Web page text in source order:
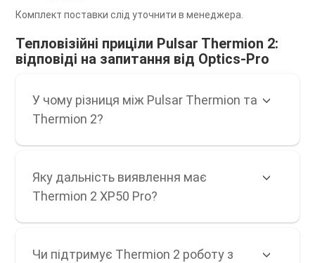
Комплект поставки слід уточнити в менеджера.
Тепловізійні приціли Pulsar Thermion 2:
відповіді на запитання від Optics-Pro
У чому різниця між Pulsar Thermion та
Thermion 2?
Яку дальність виявлення має
Thermion 2 XP50 Pro?
Чи підтримує Thermion 2 роботу з